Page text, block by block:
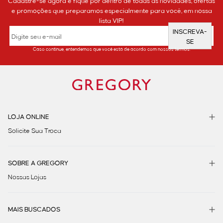
e promoções que preparamos especialmente para você, em nossa
lista VIP!
INSCREVA-
SE
Caso continue, entendemos que você está de acordo com nossos termos.
LOJA ONLINE
Solicite Sua Troca
SOBRE A GREGORY
Nossas Lojas
MAIS BUSCADOS